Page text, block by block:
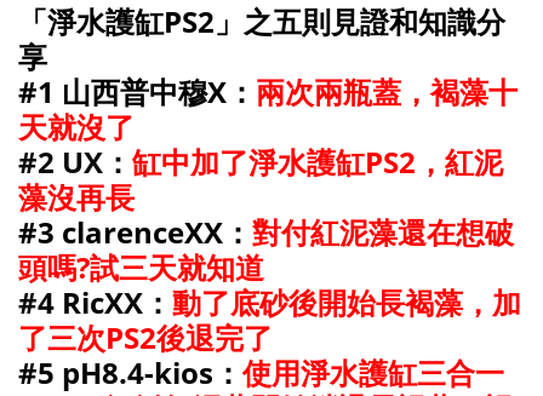
「淨水護缸PS2」之五則見證和知識分
享
#1 山西普中穆X： 兩次兩瓶蓋，褐藻十
天就沒了
#2 UX： 缸中加了淨水護缸PS2，紅泥
藻沒再長
#3 clarenceXX： 對付紅泥藻還在想破
頭嗎?試三天就知道
#4 RicXX： 動了底砂後開始長褐藻，加
了三次PS2後退完了
#5 pH8.4-kios：使用淨水護缸三合一